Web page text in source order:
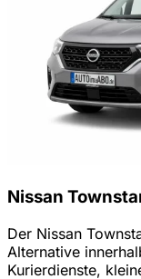
Nissan
Der Nissan
Alternative
Kurierdienste,